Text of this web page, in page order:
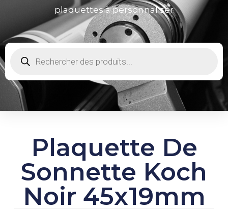
plaquettes à personnaliser
Plaquette De
Sonnette Koch
Noir 45x19mm